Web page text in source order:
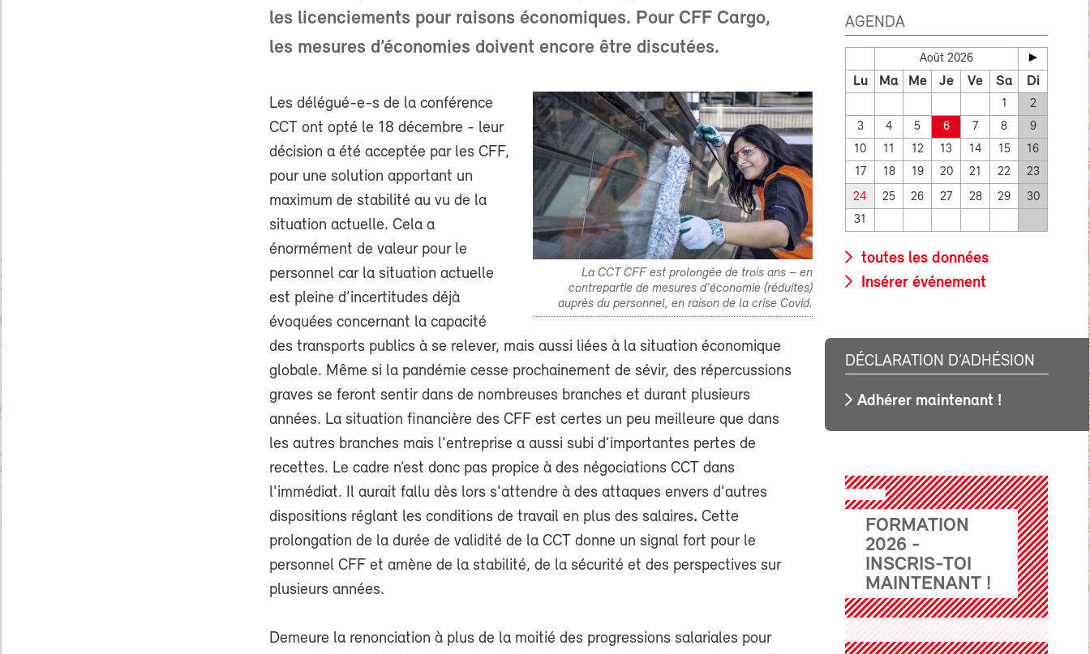
les licenciements pour raisons économiques. Pour CFF Cargo,
les mesures d’économies doivent encore être discutées.
La CCT CFF est prolongée de trois ans – en
contrepartie de mesures d'économie (réduites)
auprès du personnel, en raison de la crise Covid.
Les délégué-e-s de la conférence
CCT ont opté le 18 décembre - leur
décision a été acceptée par les CFF,
pour une solution apportant un
maximum de stabilité au vu de la
situation actuelle. Cela a
énormément de valeur pour le
personnel car la situation actuelle
est pleine d’incertitudes déjà
évoquées concernant la capacité
des transports publics à se relever, mais aussi liées à la situation économique
globale. Même si la pandémie cesse prochainement de sévir, des répercussions
graves se feront sentir dans de nombreuses branches et durant plusieurs
années. La situation financière des CFF est certes un peu meilleure que dans
les autres branches mais l'entreprise a aussi subi d’importantes pertes de
recettes. Le cadre n’est donc pas propice à des négociations CCT dans
l'immédiat. Il aurait fallu dès lors s'attendre à des attaques envers d'autres
dispositions réglant les conditions de travail en plus des salaires. Cette
prolongation de la durée de validité de la CCT donne un signal fort pour le
personnel CFF et amène de la stabilité, de la sécurité et des perspectives sur
plusieurs années.
Demeure la renonciation à plus de la moitié des progressions salariales pour
AGENDA
Août 2026
Lu Ma Me Je Ve Sa Di
1
2
3
4 5 6 7 8
9
10
11 12 13 14 15
16
17
18 19 20 21 22 23
24 25 26 27 28 29
30
31
toutes les données
Insérer événement
DÉCLARATION D’ADHÉSION
Adhérer maintenant !
FORMATION
2026 -
INSCRIS-TOI
MAINTENANT !